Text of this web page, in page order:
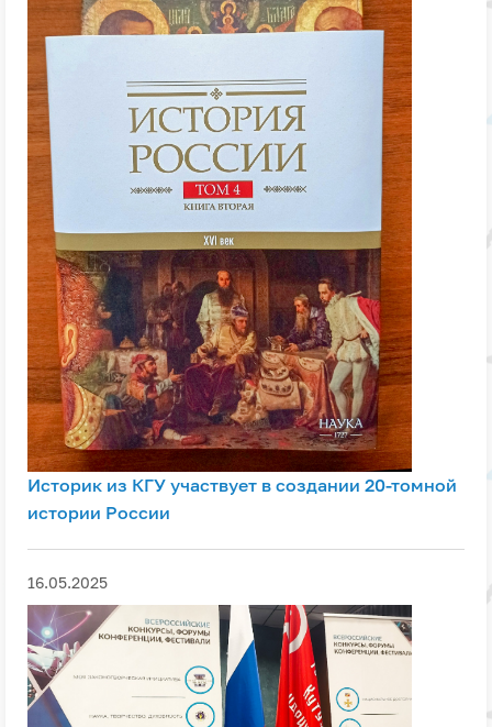
Историк из КГУ участвует в создании 20-томной
истории России
16.05.2025